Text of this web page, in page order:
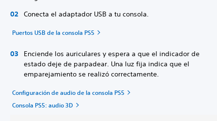
Conecta el adaptador USB a tu consola.
Puertos USB de la consola PS5
Enciende los auriculares y espera a que el indicador de
estado deje de parpadear. Una luz fija indica que el
emparejamiento se realizó correctamente.
Configuración de audio de la consola PS5
Consola PS5: audio 3D